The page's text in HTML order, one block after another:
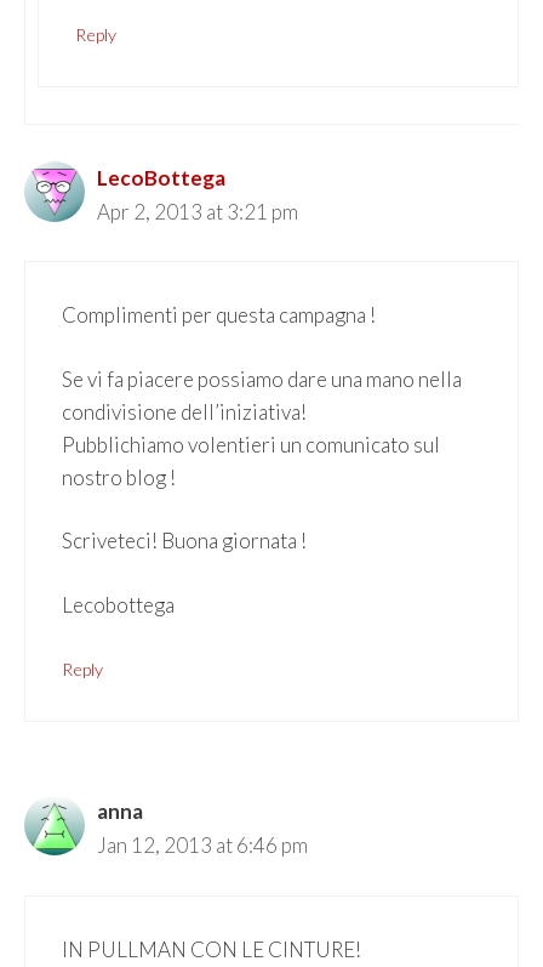
Reply
LecoBottega
Apr 2, 2013 at 3:21 pm
Complimenti per questa campagna !
Se vi fa piacere possiamo dare una mano nella
condivisione dell’iniziativa!
Pubblichiamo volentieri un comunicato sul
nostro blog !
Scriveteci! Buona giornata !
Lecobottega
Reply
anna
Jan 12, 2013 at 6:46 pm
IN PULLMAN CON LE CINTURE!